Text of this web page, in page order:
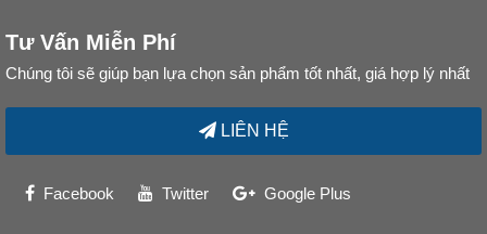
Tư Vấn Miễn Phí
Chúng tôi sẽ giúp bạn lựa chọn sản phẩm tốt nhất, giá hợp lý nhất
LIÊN HỆ
Facebook Twitter Google Plus